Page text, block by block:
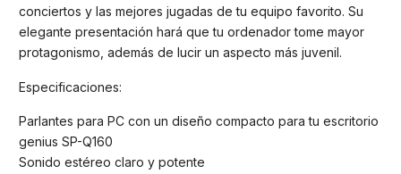
conciertos y las mejores jugadas de tu equipo favorito. Su
elegante presentación hará que tu ordenador tome mayor
protagonismo, además de lucir un aspecto más juvenil.
Especificaciones:
Parlantes para PC con un diseño compacto para tu escritorio
genius SP-Q160
Sonido estéreo claro y potente